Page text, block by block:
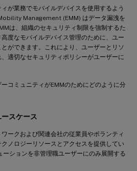
が業務でモバイルデバイスを使用するよう
Management (EMM) はデータ漏洩を
は、組織のセキュリティ制限を強制するた
度なモバイルデバイス管理のために、ユー
ができます。これにより、ユーザーとリソ
適切なセキュリティポリシーがユーザーに
コミュニティがEMMのためにどのように分
スケース
ークおよび関連会社の従業員やボランティ
ノロジーリソースとアクセスを提供してい
ーションを非管理職ユーザーにのみ展開する